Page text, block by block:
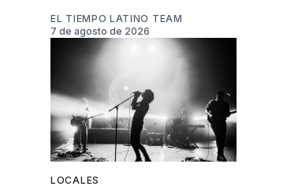
EL TIEMPO LATINO TEAM
7 de agosto de 2026
LOCALES